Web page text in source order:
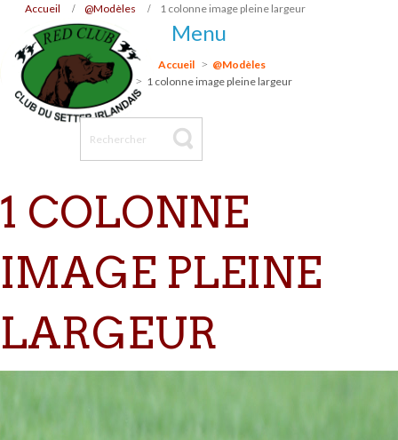
Accueil @Modèles 1 colonne image pleine largeur
Menu
Accueil
@Modèles
1 colonne image pleine largeur
1 COLONNE
IMAGE PLEINE
LARGEUR